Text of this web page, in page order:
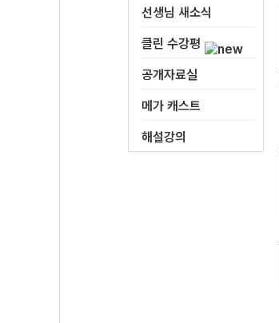
선생님 새소식
클린 수강평
공개자료실
메가 캐스트
해설강의